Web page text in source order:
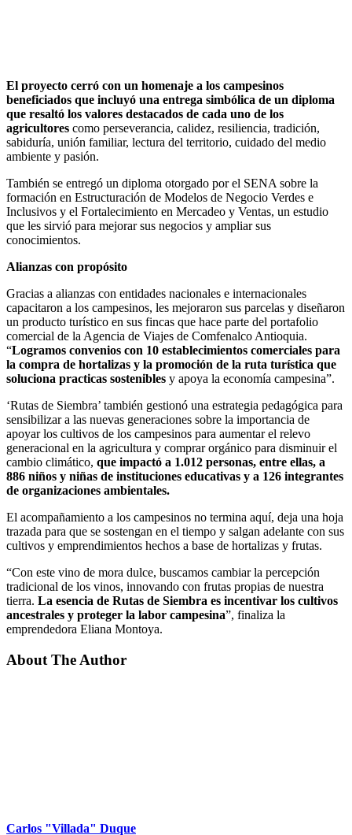
El proyecto cerró con un homenaje a los campesinos
beneficiados que incluyó una entrega simbólica de un diploma
que resaltó los valores destacados de cada uno de los
agricultores como perseverancia, calidez, resiliencia, tradición,
sabiduría, unión familiar, lectura del territorio, cuidado del medio
ambiente y pasión.
También se entregó un diploma otorgado por el SENA sobre la
formación en Estructuración de Modelos de Negocio Verdes e
Inclusivos y el Fortalecimiento en Mercadeo y Ventas, un estudio
que les sirvió para mejorar sus negocios y ampliar sus
conocimientos.
Alianzas con propósito
Gracias a alianzas con entidades nacionales e internacionales
capacitaron a los campesinos, les mejoraron sus parcelas y diseñaron
un producto turístico en sus fincas que hace parte del portafolio
comercial de la Agencia de Viajes de Comfenalco Antioquia.
“Logramos convenios con 10 establecimientos comerciales para
la compra de hortalizas y la promoción de la ruta turística que
soluciona practicas sostenibles y apoya la economía campesina”.
‘Rutas de Siembra’ también gestionó una estrategia pedagógica para
sensibilizar a las nuevas generaciones sobre la importancia de
apoyar los cultivos de los campesinos para aumentar el relevo
generacional en la agricultura y comprar orgánico para disminuir el
cambio climático, que impactó a 1.012 personas, entre ellas, a
886 niños y niñas de instituciones educativas y a 126 integrantes
de organizaciones ambientales.
El acompañamiento a los campesinos no termina aquí, deja una hoja
trazada para que se sostengan en el tiempo y salgan adelante con sus
cultivos y emprendimientos hechos a base de hortalizas y frutas.
“Con este vino de mora dulce, buscamos cambiar la percepción
tradicional de los vinos, innovando con frutas propias de nuestra
tierra. La esencia de Rutas de Siembra es incentivar los cultivos
ancestrales y proteger la labor campesina”, finaliza la
emprendedora Eliana Montoya.
About The Author
Carlos "Villada" Duque